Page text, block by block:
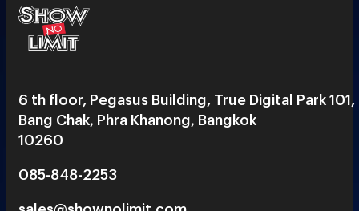
6 th floor, Pegasus Building, True Digital Park 101,
Bang Chak, Phra Khanong, Bangkok
10260
085-848-2253